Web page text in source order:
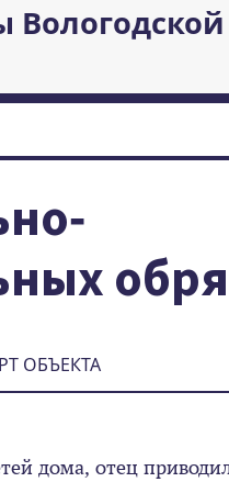
ОБЪЕКТА
дома, отец